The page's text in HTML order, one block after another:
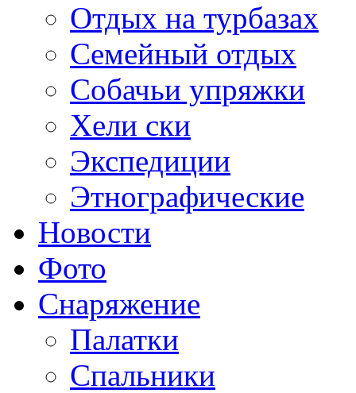
Отдых на турбазах
Семейный отдых
Собачьи упряжки
Хели ски
Экспедиции
Этнографические
Новости
Фото
Снаряжение
Палатки
Спальники